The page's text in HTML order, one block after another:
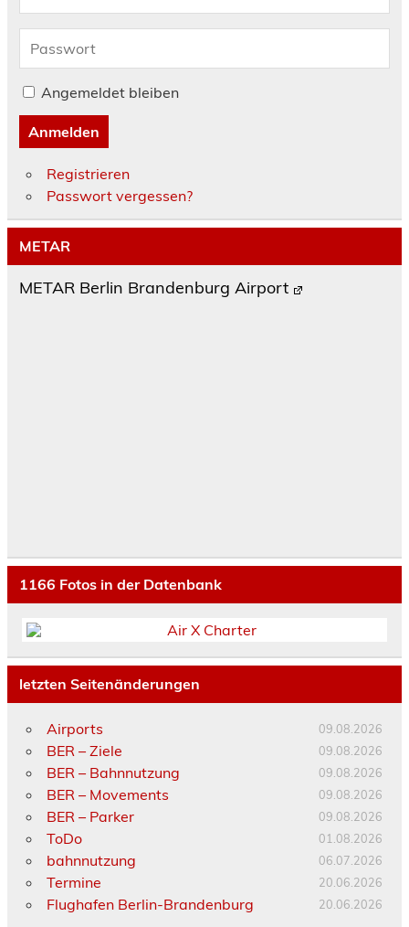
Angemeldet bleiben
Anmelden
Registrieren
Passwort vergessen?
METAR
METAR Berlin Brandenburg Airport
1166 Fotos in der Datenbank
letzten Seitenänderungen
Airports 09.08.2026
BER – Ziele 09.08.2026
BER – Bahnnutzung 09.08.2026
BER – Movements 09.08.2026
BER – Parker 09.08.2026
ToDo 01.08.2026
bahnnutzung 06.07.2026
Termine 20.06.2026
Flughafen Berlin-Brandenburg 20.06.2026